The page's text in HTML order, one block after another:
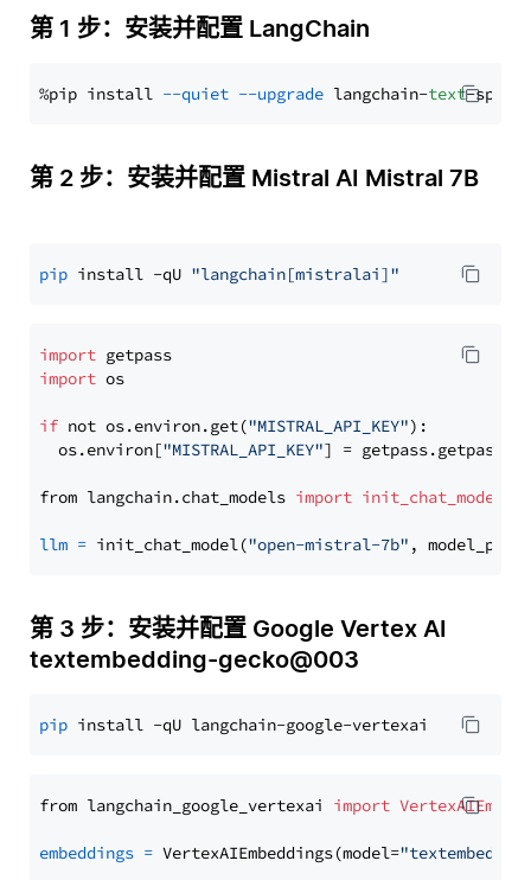
第 1 步：安装并配置 LangChain
%pip install --quiet --upgrade langchain-text
第 2 步：安装并配置 Mistral AI Mistral 7B
pip install -qU "langchain[mistralai]"
import
import os
if not os.environ.get("MISTRAL_API_KEY"):
  os.environ[
"MISTRAL_API_KEY"] = getpass.getpass(
from langchain.chat_models import init_chat_model
llm = init_chat_model("open-mistral-7b" ,
第 3 步：安装并配置 Google Vertex AI
textembedding-gecko@003
pip
from langchain_google_vertexai import
embeddings = VertexAIEmbeddings(model=